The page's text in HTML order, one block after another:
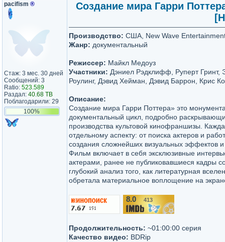
pacifism ®
Стаж: 3 мес. 30 дней
Сообщений: 3
Ratio: 523.589
Раздал: 40.68 TB
Поблагодарили: 29
100%
Создание мира Гарри
Производство: США, New Wave
Жанр: документальный
Режиссер: Майкл Медоуз
Участники: Дэниел Рэдклифф, Руперт Гринт,
Роулинг, Дэвид Хейман, Дэвид Баррон, Крис
Описание:
Создание мира Гарри Поттера» это
документальный цикл, подробно
производства культовой кинофраншизы.
отдельному аспекту: от поиска актеров и
создания сложнейших визуальных эффектов и
Фильм включает в себя эксклюзивные
актерами, ранее не публиковавшиеся кадры
глубокий анализ того, как литературная
обретала материальное воплощение на
8.0 413
Продолжительность: ~01:00:00 серия
Качество видео: BDRip